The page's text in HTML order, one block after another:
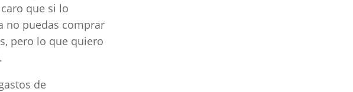
que si lo
no puedas comprar
pero lo que quiero
de